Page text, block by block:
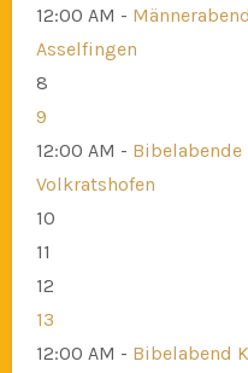
12:00 AM -
Asselfingen
8
9
12:00 AM - Bibelabende
Volkratshofen
10
11
12
13
12:00 AM - Bibelabend